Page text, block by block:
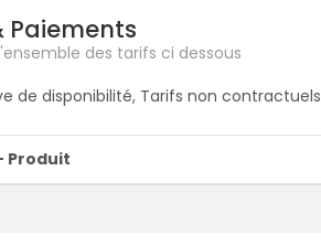
Paiements
des tarifs ci dessous
de disponibilité, Tarifs non contractuels
Produit